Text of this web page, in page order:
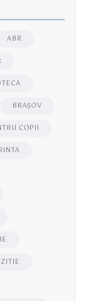
ABR
BRAŞOV
COPII